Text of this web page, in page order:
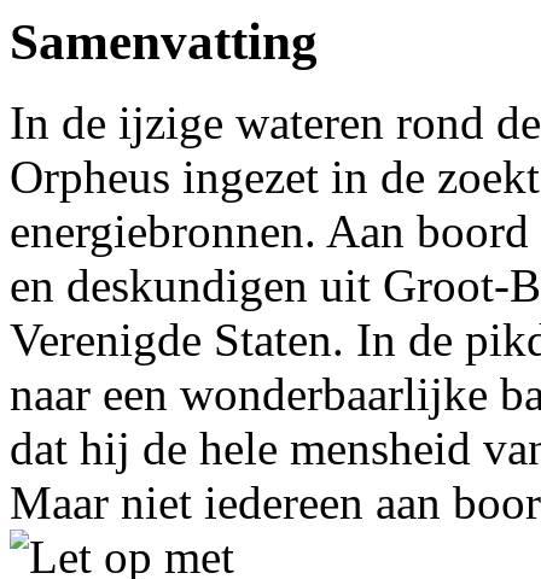
Samenvatting
In de ijzige wateren rond
Orpheus ingezet in de
energiebronnen. Aan
en deskundigen uit Groot-
Verenigde Staten. In de
naar een wonderbaarlijke
dat hij de hele mensheid
Maar niet iedereen aan